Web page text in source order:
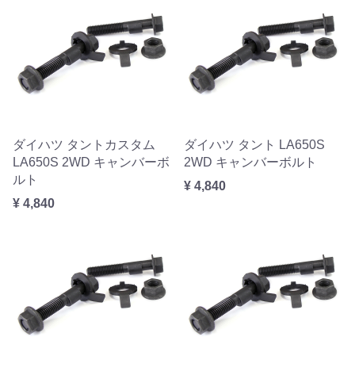
ダイハツ タントカスタム
LA650S 2WD キャンバーボ
ルト
¥ 4,840
ダイハツ タント LA650S
2WD キャンバーボルト
¥ 4,840